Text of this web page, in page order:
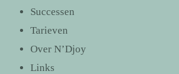
Successen
Tarieven
Over N’Djoy
Links